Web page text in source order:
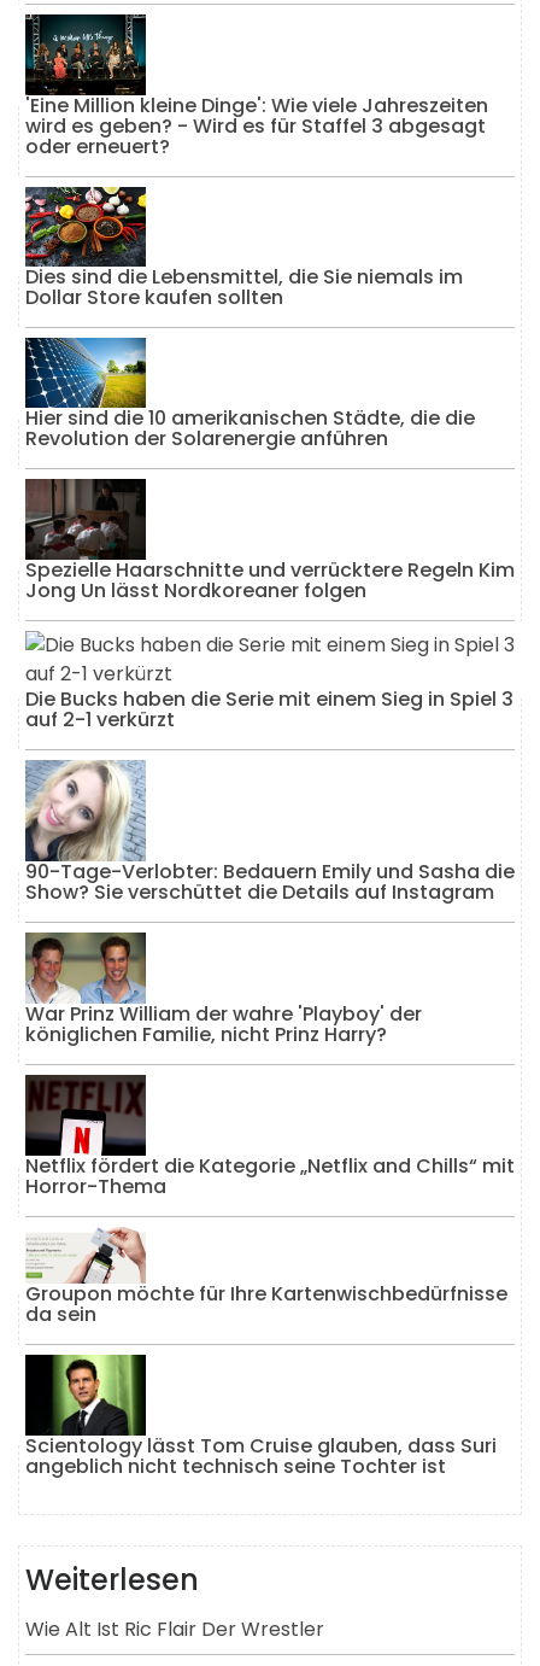
'Eine Million kleine Dinge': Wie viele Jahreszeiten
wird es geben? - Wird es für Staffel 3 abgesagt
oder erneuert?
Dies sind die Lebensmittel, die Sie niemals im
Dollar Store kaufen sollten
Hier sind die 10 amerikanischen Städte, die die
Revolution der Solarenergie anführen
Spezielle Haarschnitte und verrücktere Regeln Kim
Jong Un lässt Nordkoreaner folgen
Die Bucks haben die Serie mit einem Sieg in Spiel 3
auf 2-1 verkürzt
90-Tage-Verlobter: Bedauern Emily und Sasha die
Show? Sie verschüttet die Details auf Instagram
War Prinz William der wahre 'Playboy' der
königlichen Familie, nicht Prinz Harry?
Netflix fördert die Kategorie „Netflix and Chills“ mit
Horror-Thema
Groupon möchte für Ihre Kartenwischbedürfnisse
da sein
Scientology lässt Tom Cruise glauben, dass Suri
angeblich nicht technisch seine Tochter ist
Weiterlesen
Wie Alt Ist Ric Flair Der Wrestler